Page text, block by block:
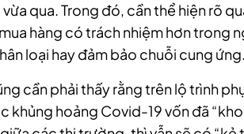
qua. Trong đó, cần thể hiện rõ
hàng có trách nhiệm hơn trong
loại hay đảm bảo chuỗi cung ứng.
cần phải thấy rằng trên lộ trình
khủng hoảng Covid-19 vốn đã